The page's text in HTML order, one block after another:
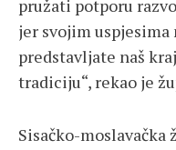
pružati potporu
jer svojim
predstavljate naš
tradiciju“, rekao je
Sisačko-